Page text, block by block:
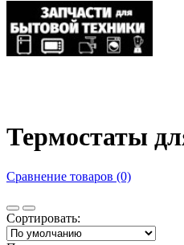
Термостаты
Сравнение товаров (0)
Сортировать: